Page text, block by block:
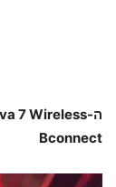
Bconnect